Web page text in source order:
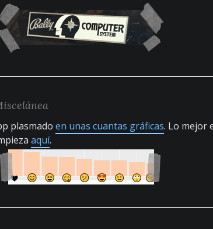
plasmado en unas cuantas gráficas. Lo mejor
aquí.